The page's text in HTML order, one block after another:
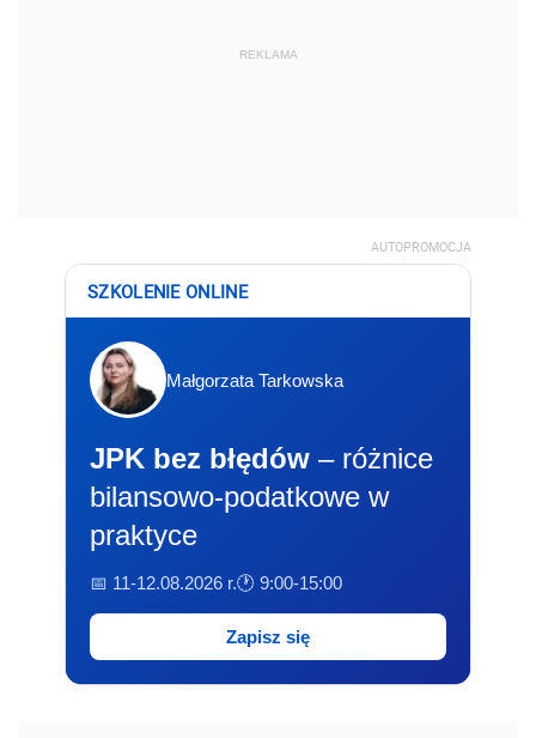
REKLAMA
AUTOPROMOCJA
SZKOLENIE ONLINE
Małgorzata Tarkowska
JPK bez błędów – różnice
bilansowo-podatkowe w
praktyce
📅 11-12.08.2026 r.🕐 9:00-15:00
Zapisz się